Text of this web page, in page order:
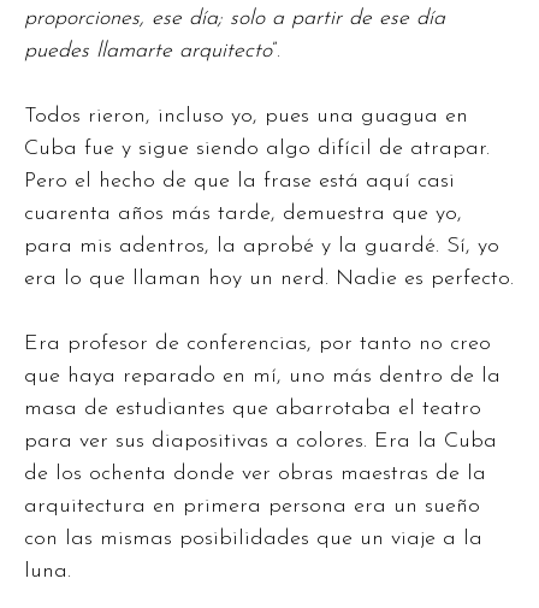
proporciones, ese día; solo a partir de ese día
puedes llamarte arquitecto”.
Todos rieron, incluso yo, pues una guagua en
Cuba fue y sigue siendo algo difícil de atrapar.
Pero el hecho de que la frase está aquí casi
cuarenta años más tarde, demuestra que yo,
para mis adentros, la aprobé y la guardé. Sí, yo
era lo que llaman hoy un nerd. Nadie es perfecto.
Era profesor de conferencias, por tanto no creo
que haya reparado en mí, uno más dentro de la
masa de estudiantes que abarrotaba el teatro
para ver sus diapositivas a colores. Era la Cuba
de los ochenta donde ver obras maestras de la
arquitectura en primera persona era un sueño
con las mismas posibilidades que un viaje a la
luna.